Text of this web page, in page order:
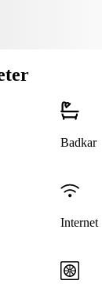
Badkar
Internet